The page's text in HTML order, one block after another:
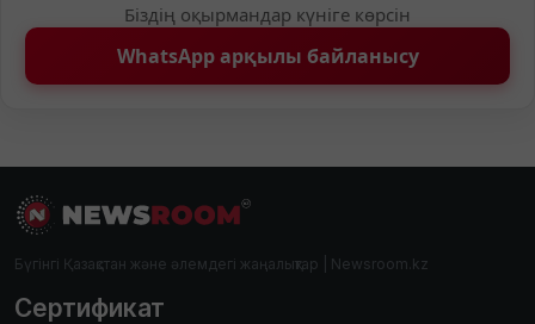
Біздің оқырмандар күніге көрсін
WhatsApp арқылы байланысу
Бүгінгі Қазақстан және әлемдегі жаңалықтар | Newsroom.kz
Сертификат